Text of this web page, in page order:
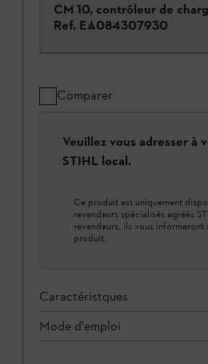
CM 10, contrôleur de
Ref. EA084307930
Comparer
Veuillez vous adresser à
STIHL local.
Ce produit est uniquement
revendeurs spécialisés agréés
revendeurs, ils vous
produit.
Caractéristques
Mode d'emploi